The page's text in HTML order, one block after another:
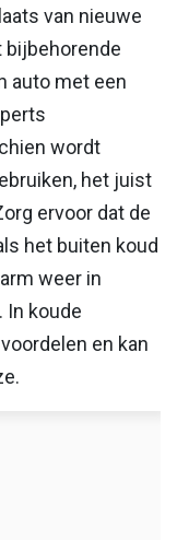
van nieuwe
bijbehorende
auto met een
wordt
het juist
ervoor dat de
het buiten koud
weer in
In koude
en kan